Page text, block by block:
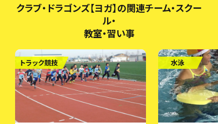
クラブ・ドラゴンズ【ヨガ】の関連チーム・スクー
ル・
教室・習い事
トラック競技 水泳